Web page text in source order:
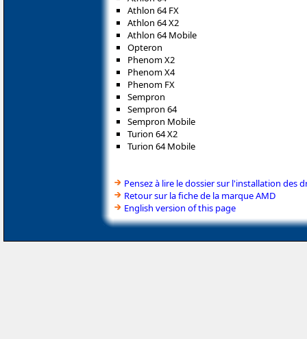
Athlon 64 FX
Athlon 64 X2
Athlon 64 Mobile
Opteron
Phenom X2
Phenom X4
Phenom FX
Sempron
Sempron 64
Sempron Mobile
Turion 64 X2
Turion 64 Mobile
Pensez à lire le dossier sur l'installation des
Retour sur la fiche de la marque AMD
English version of this page